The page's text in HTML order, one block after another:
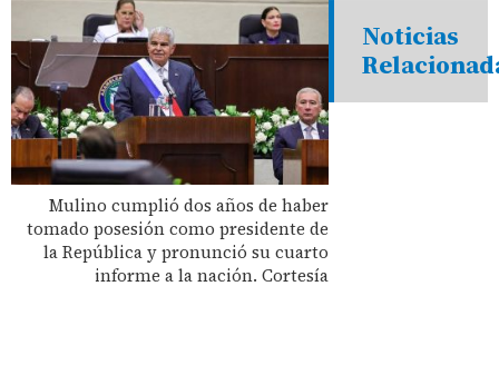
Mulino cumplió dos años de haber
tomado posesión como presidente de
la República y pronunció su cuarto
informe a la nación. Cortesía
Noticias